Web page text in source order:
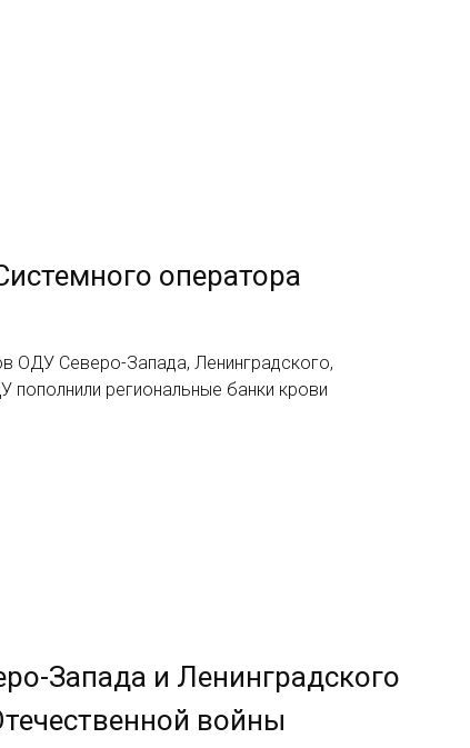
оператора
ОДУ Северо-Запада, Ленинградского,
пополнили региональные банки крови
Запада и Ленинградского
войны